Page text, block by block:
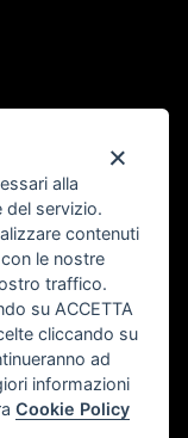
alla
del servizio.
contenuti
le nostre
traffico.
su ACCETTA
cliccando su
ad
informazioni
Cookie Policy